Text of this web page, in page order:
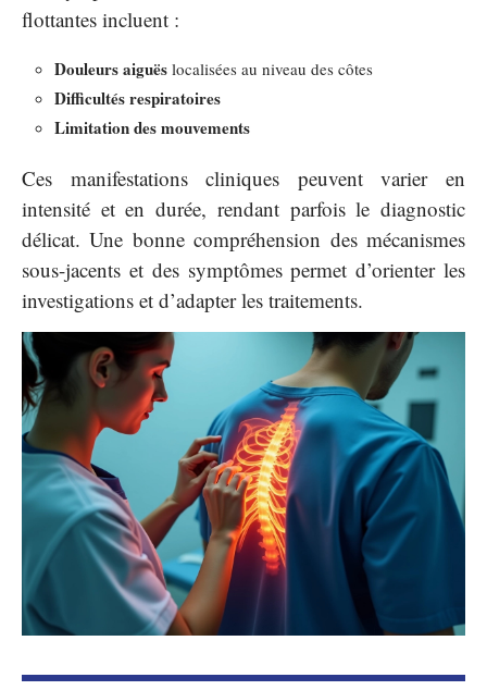
flottantes incluent :
Douleurs aiguës localisées au niveau des côtes
Difficultés respiratoires
Limitation des mouvements
Ces manifestations cliniques peuvent varier en
intensité et en durée, rendant parfois le diagnostic
délicat. Une bonne compréhension des mécanismes
sous-jacents et des symptômes permet d’orienter les
investigations et d’adapter les traitements.